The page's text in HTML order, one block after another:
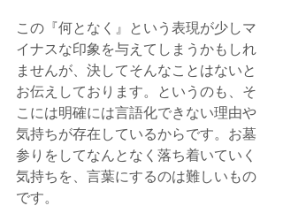
この『何となく』という表現が少しマ
イナスな印象を与えてしまうかもしれ
ませんが、決してそんなことはないと
お伝えしております。というのも、そ
こには明確には言語化できない理由や
気持ちが存在しているからです。お墓
参りをしてなんとなく落ち着いていく
気持ちを、言葉にするのは難しいもの
です。